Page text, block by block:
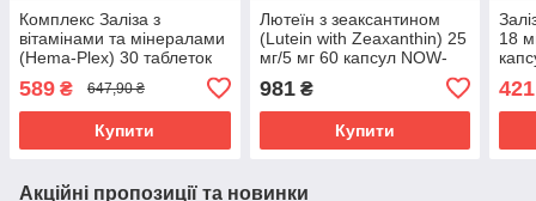
Комплекс Заліза з
вітамінами та мінералами
(Hema-Plex) 30 таблеток
NAP-03760
589 ₴ 647,90 ₴
Купити
Лютеїн з зеаксантином
(Lutein with Zeaxanthin) 25
мг/5 мг 60 капсул NOW-
981₴
Купити
18
421
Акційні пропозиції та новинки